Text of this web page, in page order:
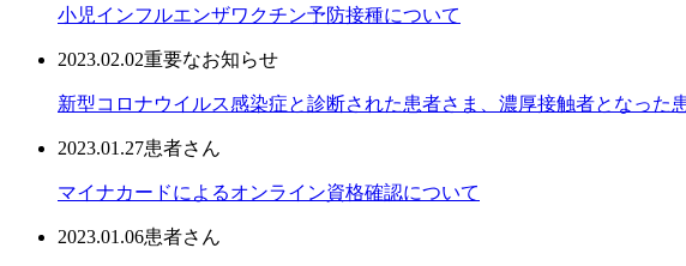
小児インフルエンザワクチン予防接種について
2023.02.02重要なお知らせ
新型コロナウイルス感染症と診断された患者さま、濃厚接触者となった
2023.01.27患者さん
マイナカードによるオンライン資格確認について
2023.01.06患者さん